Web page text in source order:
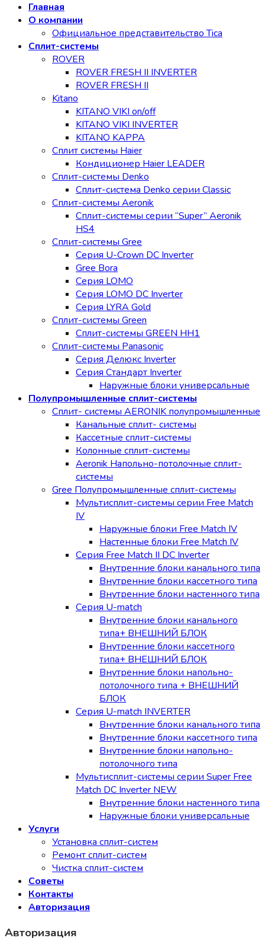
Главная
О компании
Официальное представительство Tica
Сплит-системы
ROVER
ROVER FRESH II INVERTER
ROVER FRESH II
Kitano
KITANO VIKI on/off
KITANO VIKI INVERTER
KITANO KAPPA
Сплит системы Haier
Кондиционер Haier LEADER
Сплит-системы Denko
Сплит-система Denko серии Classic
Сплит-системы Aeronik
Сплит-системы серии “Super” Aeronik
HS4
Сплит-системы Gree
Серия U-Crown DC Inverter
Gree Bora
Серия LOMO
Серия LOMO DC Inverter
Серия LYRA Gold
Сплит-системы Green
Сплит-системы GREEN HH1
Сплит-системы Panasonic
Серия Делюкс Inverter
Серия Стандарт Inverter
Наружные блоки универсальные
Полупромышленные сплит-системы
Сплит- системы AERONIK полупромышленные
Канальные сплит- системы
Кассетные сплит-системы
Колонные сплит-системы
Aeronik Напольно-потолочные сплит-
системы
Gree Полупромышленные сплит-системы
Мультисплит-системы cерии Free Match
IV
Наружные блоки Free Match IV
Настенные блоки Free Match IV
Серия Free Match II DC Inverter
Внутренние блоки канального типа
Внутренние блоки кассетного типа
Внутренние блоки настенного типа
Серия U-match
Внутренние блоки канального
типа+ ВНЕШНИЙ БЛОК
Внутренние блоки кассетного
типа+ ВНЕШНИЙ БЛОК
Внутренние блоки напольно-
потолочного типа + ВНЕШНИЙ
БЛОК
Серия U-match INVERTER
Внутренние блоки канального типа
Внутренние блоки кассетного типа
Внутренние блоки напольно-
потолочного типа
Мультисплит-системы серии Super Free
Match DC Inverter NEW
Внутренние блоки настенного типа
Наружные блоки универсальные
Услуги
Установка сплит-систем
Ремонт сплит-систем
Чистка сплит-систем
Советы
Контакты
Авторизация
Авторизация